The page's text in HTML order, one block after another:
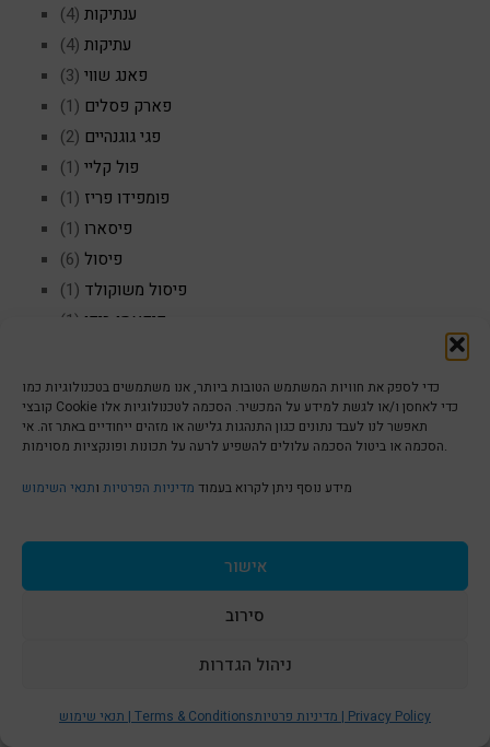
כדי לספק את חוויות המשתמש הטובות ביותר, אנו משתמשים בטכנולוגיות כמו
קובצי Cookie כדי לאחסן ו/או לגשת למידע על המכשיר. הסכמה לטכנולוגיות אלו
תאפשר לנו לעבד נתונים כגון התנהגות גלישה או מזהים ייחודיים באתר זה. אי
הסכמה או ביטול הסכמה עלולים להשפיע לרעה על תכונות ופונקציות מסוימות.
מידע נוסף ניתן לקרוא בעמוד מדיניות הפרטיות ותנאי השימוש
אישור
סירוב
ניהול הגדרות
תנאי שימוש | Terms & Conditions מדיניות פרטיות | Privacy Policy
ענתיקות (4)
עתיקות (4)
פאנג שווי (3)
פארק פסלים (1)
פגי גוגנהיים (2)
פול קליי (1)
פומפידו פריז (1)
פיסארו (1)
פיסול (6)
פיסול משוקולד (1)
פיקאסו ביפן (1)
פסלים ביפן(1)
פרחים באמנות(2)
צביעת בדים(1)
ציירת(6)
צילומים שחור לבן(1)